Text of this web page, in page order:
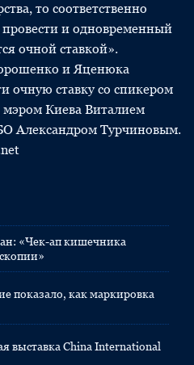
то соответственно
и одновременный
очной ставкой».
и Яценюка
очную ставку со спикером
Киева Виталием
Александром Турчиновым.
«Чек-ап кишечника
показало, как маркировка
выставка China International